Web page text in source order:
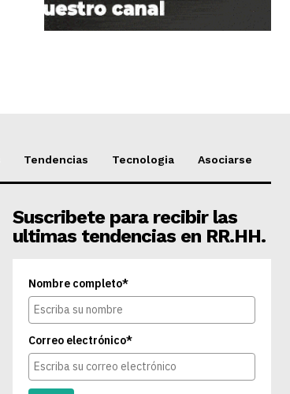
Tendencias Tecnologia Asociarse
Suscribete para recibir las
ultimas tendencias en RR.HH.
Nombre completo*
Correo electrónico*